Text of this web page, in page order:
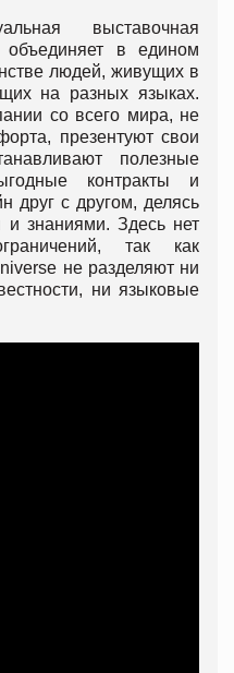
выставочная
в едином
людей, живущих в
на разных языках.
со всего мира, не
презентуют свои
полезные
контракты и
друг с другом, делясь
знаниями. Здесь нет
так как
не разделяют ни
ни языковые